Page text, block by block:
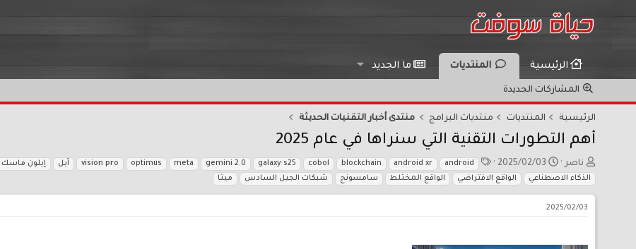
الرئيسية المنتديات ما الجديد
المشاركات الجديدة
الرئيسية المنتديات منتديات البرامج منتدى أخبار التقنيات الحديثة
أهم التطورات التقنية التي سنراها في عام 2025
ب
ا
ئ
ا
م
ناصر
ت
ا
ي
خ
ل
2025/02/03
ا
ل
و
android
android xr
blockchain
cobol
galaxy s25
gemini 2.0
meta
optimus
vision pro آبل إيلون ماسك
الذكاء الاصطناعي
الواقع الافتراضي الواقع المختلط سامسونج شبكات الجيل السادس ميتا
2025/02/03